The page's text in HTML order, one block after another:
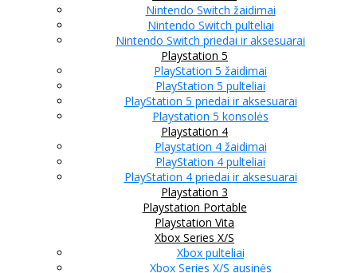
Nintendo Switch žaidimai
Nintendo Switch pulteliai
Nintendo Switch priedai ir aksesuarai
Playstation 5
PlayStation 5 žaidimai
PlayStation 5 pulteliai
PlayStation 5 priedai ir aksesuarai
Playstation 5 konsolės
Playstation 4
Playstation 4 žaidimai
PlayStation 4 pulteliai
PlayStation 4 priedai ir aksesuarai
Playstation 3
Playstation Portable
Playstation Vita
Xbox Series X/S
Xbox pulteliai
Xbox Series X/S ausinės